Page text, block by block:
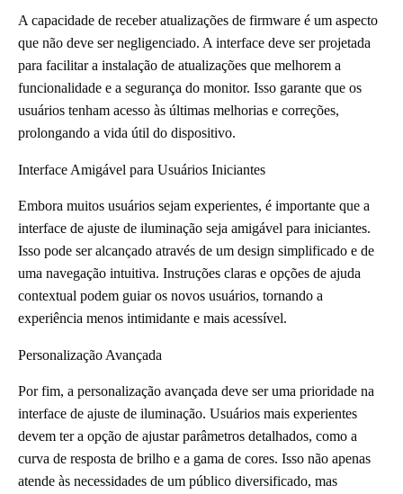
A capacidade de receber atualizações de firmware é um aspecto
que não deve ser negligenciado. A interface deve ser projetada
para facilitar a instalação de atualizações que melhorem a
funcionalidade e a segurança do monitor. Isso garante que os
usuários tenham acesso às últimas melhorias e correções,
prolongando a vida útil do dispositivo.
Interface Amigável para Usuários Iniciantes
Embora muitos usuários sejam experientes, é importante que a
interface de ajuste de iluminação seja amigável para iniciantes.
Isso pode ser alcançado através de um design simplificado e de
uma navegação intuitiva. Instruções claras e opções de ajuda
contextual podem guiar os novos usuários, tornando a
experiência menos intimidante e mais acessível.
Personalização Avançada
Por fim, a personalização avançada deve ser uma prioridade na
interface de ajuste de iluminação. Usuários mais experientes
devem ter a opção de ajustar parâmetros detalhados, como a
curva de resposta de brilho e a gama de cores. Isso não apenas
atende às necessidades de um público diversificado, mas